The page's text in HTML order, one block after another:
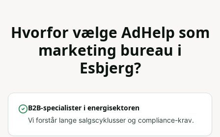
Hvorfor vælge AdHelp som
marketing bureau i
Esbjerg?
B2B-specialister i energisektoren
Vi forstår lange salgscyklusser og compliance-krav.